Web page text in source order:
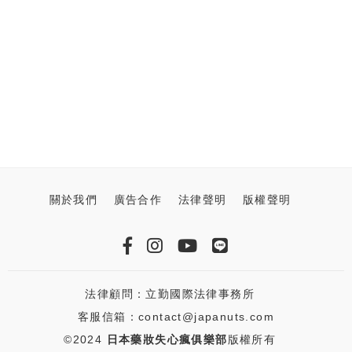
關於我們 廣告合作 法律聲明 版權聲明
法律顧問：立勤國際法律事務所
客服信箱：contact@japanuts.com
©2024
日本藥妝失心瘋俱樂部版權所有